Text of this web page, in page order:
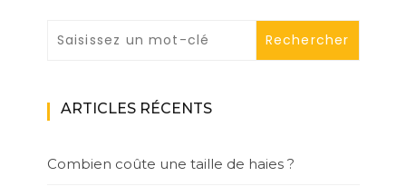
ARTICLES RÉCENTS
Combien coûte une taille de haies ?